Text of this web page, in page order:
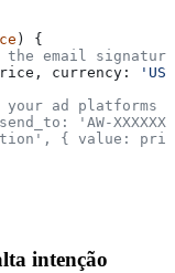
) {
email
, currency:
ad platforms
'AW-
{ value:
intenção